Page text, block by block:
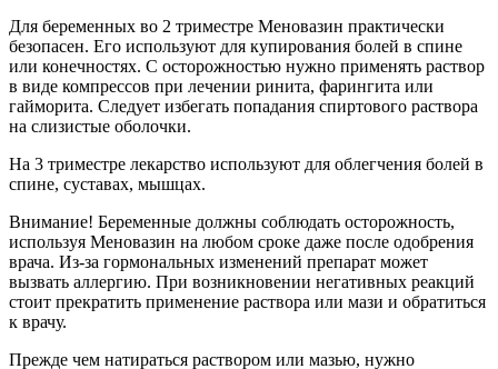
Для беременных во 2 триместре Меновазин практически
безопасен. Его используют для купирования болей в спине
или конечностях. С осторожностью нужно применять раствор
в виде компрессов при лечении ринита, фарингита или
гайморита. Следует избегать попадания спиртового раствора
на слизистые оболочки.
На 3 триместре лекарство используют для облегчения болей в
спине, суставах, мышцах.
Внимание! Беременные должны соблюдать осторожность,
используя Меновазин на любом сроке даже после одобрения
врача. Из-за гормональных изменений препарат может
вызвать аллергию. При возникновении негативных реакций
стоит прекратить применение раствора или мази и обратиться
к врачу.
Прежде чем натираться раствором или мазью, нужно